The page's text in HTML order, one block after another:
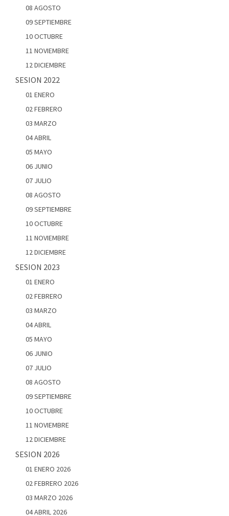
08 AGOSTO
09 SEPTIEMBRE
10 OCTUBRE
11 NOVIEMBRE
12 DICIEMBRE
SESION 2022
01 ENERO
02 FEBRERO
03 MARZO
04 ABRIL
05 MAYO
06 JUNIO
07 JULIO
08 AGOSTO
09 SEPTIEMBRE
10 OCTUBRE
11 NOVIEMBRE
12 DICIEMBRE
SESION 2023
01 ENERO
02 FEBRERO
03 MARZO
04 ABRIL
05 MAYO
06 JUNIO
07 JULIO
08 AGOSTO
09 SEPTIEMBRE
10 OCTUBRE
11 NOVIEMBRE
12 DICIEMBRE
SESION 2026
01 ENERO 2026
02 FEBRERO 2026
03 MARZO 2026
04 ABRIL 2026